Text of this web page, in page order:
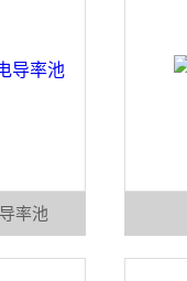
率池